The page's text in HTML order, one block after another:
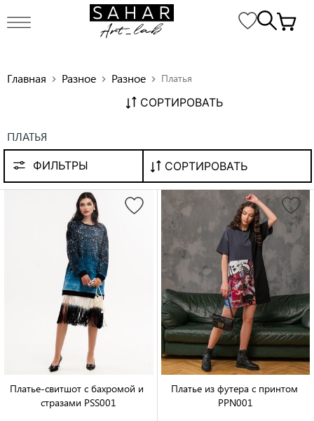
Главная chevron_right Разное chevron_right Разное chevron_right Платья
СОРТИРОВАТЬ
ПЛАТЬЯ
ФИЛЬТРЫ СОРТИРОВАТЬ
Платье-свитшот с бахромой и
стразами PSS001
Платье из футера с принтом
PPN001